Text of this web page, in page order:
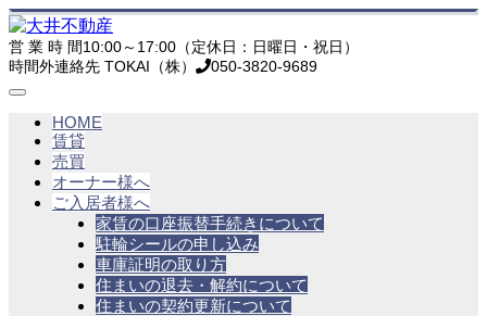
営 業 時 間10:00～17:00（定休日：日曜日・祝日）
時間外連絡先 TOKAI（株）
050-3820-9689
HOME
賃貸
売買
オーナー様へ
ご入居者様へ
家賃の口座振替手続きについて
駐輪シールの申し込み
車庫証明の取り方
住まいの退去・解約について
住まいの契約更新について